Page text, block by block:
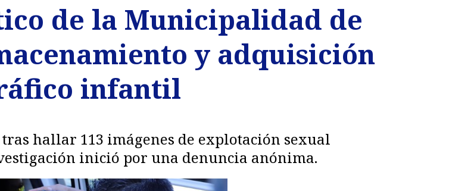
de la Municipalidad de
y adquisición
infantil
hallar 113 imágenes de explotación sexual
inició por una denuncia anónima.